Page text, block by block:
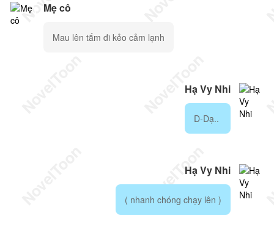
Mẹ cô
Mau lên tắm đi kẻo cảm lạnh
Hạ Vy Nhi
D-Dạ..
Hạ Vy Nhi
( nhanh chóng chạy lên )